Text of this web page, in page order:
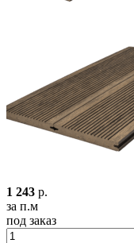
1 243 р.
за п.м
под заказ